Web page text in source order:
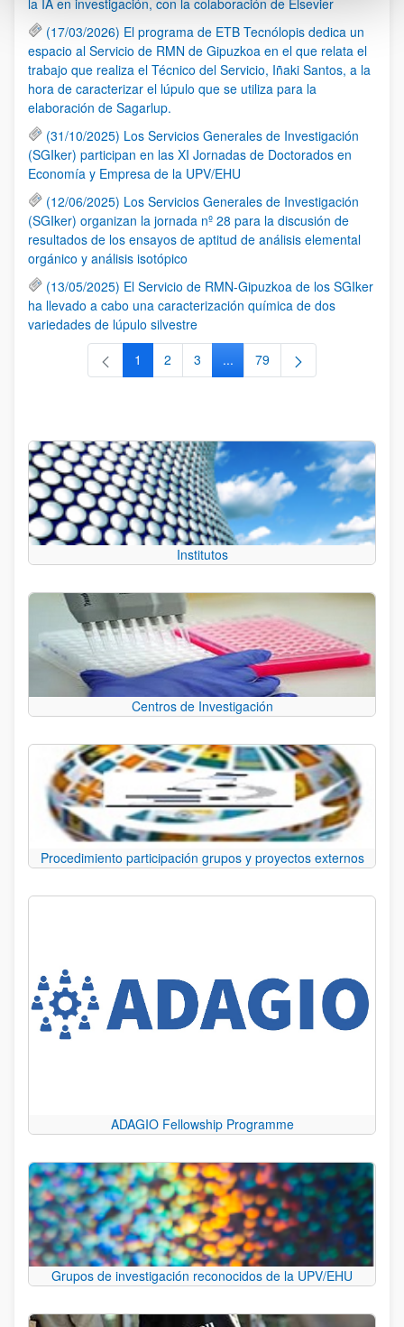
(17/03/2026) El programa de ETB Tecnólopis dedica un
espacio al Servicio de RMN de Gipuzkoa en el que relata el
trabajo que realiza el Técnico del Servicio, Iñaki Santos, a la
hora de caracterizar el lúpulo que se utiliza para la
elaboración de Sagarlup.
(31/10/2025) Los Servicios Generales de Investigación
(SGIker) participan en las XI Jornadas de Doctorados en
Economía y Empresa de la UPV/EHU
(12/06/2025) Los Servicios Generales de Investigación
(SGIker) organizan la jornada nº 28 para la discusión de
resultados de los ensayos de aptitud de análisis elemental
orgánico y análisis isotópico
(13/05/2025) El Servicio de RMN-Gipuzkoa de los SGIker
ha llevado a cabo una caracterización química de dos
variedades de lúpulo silvestre
Página
1 Página
2 Página
3 ...Páginas intermedias Use TAB
Página
79
Institutos
Centros de Investigación
Procedimiento participación grupos y proyectos externos
ADAGIO Fellowship Programme
Grupos de investigación reconocidos de la UPV/EHU